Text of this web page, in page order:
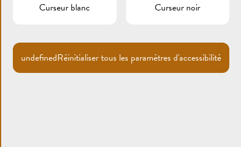
Curseur blanc
Curseur noir
undefinedRéinitialiser tous les paramètres d'accessibilité